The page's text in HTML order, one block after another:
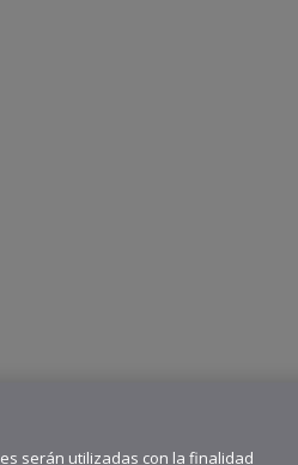
serán utilizadas con la finalidad